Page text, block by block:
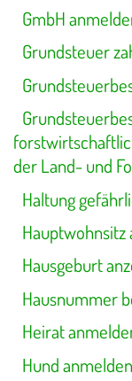
GmbH
Grundsteuer
der Land- und
Haltung
Hauptwohnsitz
Hausgeburt
Hausnummer
Heirat
Hund anmelden